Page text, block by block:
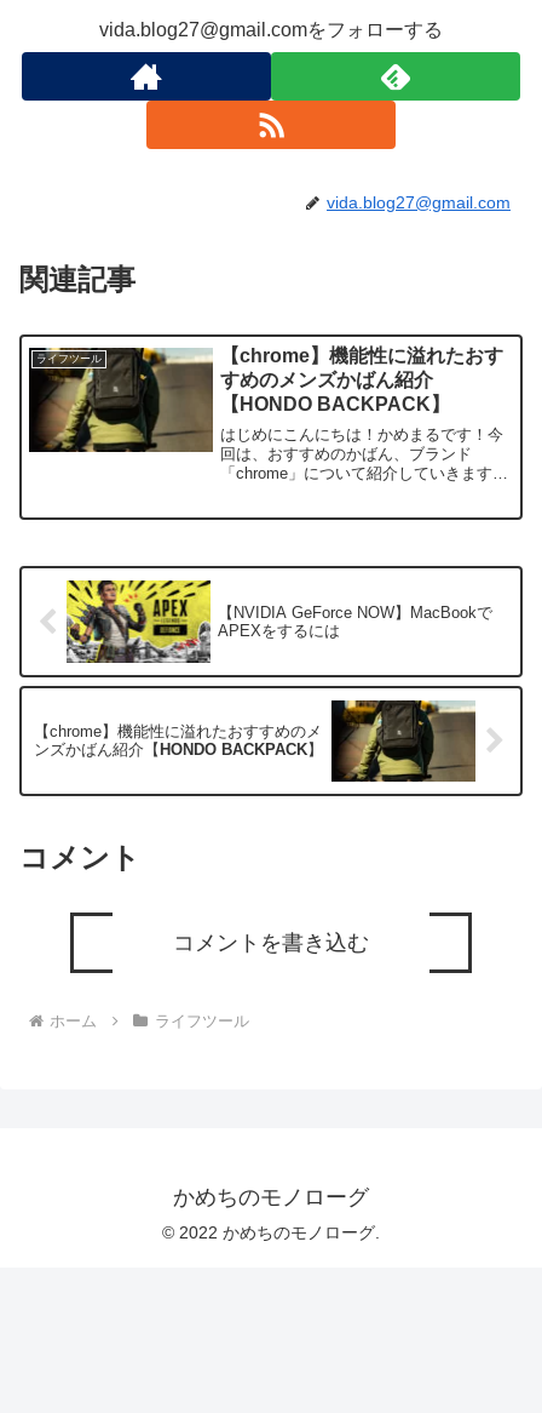
vida.blog27@gmail.comをフォローする
vida.blog27@gmail.com
関連記事
ライフツール
【chrome】機能性に溢れたおす
すめのメンズかばん紹介
【 HONDO BACKPACK 】
はじめにこんにちは！かめまるです！今
回は、おすすめのかばん、ブランド
「chrome」について紹介していきます。
【NVIDIA GeForce NOW】MacBookで
APEXをするには
【chrome】機能性に溢れたおすすめのメ
ンズかばん紹介【 HONDO BACKPACK】
コメント
コメントを書き込む
ホーム ライフツール
かめちのモノローグ
© 2022 かめちのモノローグ.